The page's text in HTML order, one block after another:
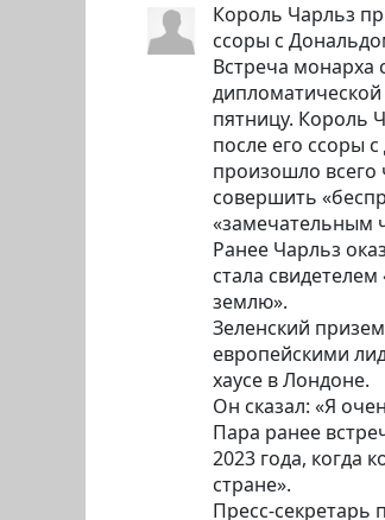
Король Чарльз
ссоры с
Встреча монарха
пятницу. Король
после его ссоры
произошло всего
совершить
«замечательным
Ранее Чарльз
стала
землю».
Зеленский
европейскими
хаусе в Лондоне.
Он сказал: «Я
Пара ранее
2023 года, когда
стране».
Пресс-секретарь